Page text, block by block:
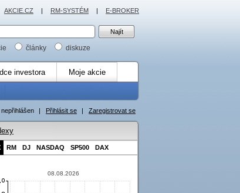
články diskuze
investora Moje akcie
| Přihlásit se | Zaregistrovat se
RM DJ NASDAQ SP500 DAX
08.08.2026
AKCIE.CZ | RM-SYSTÉM | E-BROKER